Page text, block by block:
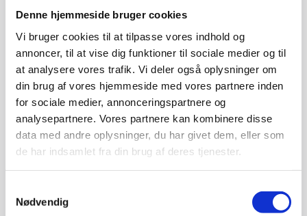
Denne hjemmeside bruger cookies
Vi bruger cookies til at tilpasse vores indhold og
annoncer, til at vise dig funktioner til sociale medier og til
at analysere vores trafik. Vi deler også oplysninger om
din brug af vores hjemmeside med vores partnere inden
for sociale medier, annonceringspartnere og
analysepartnere. Vores partnere kan kombinere disse
data med andre oplysninger, du har givet dem, eller som
de har indsamlet fra din brug af deres tjenester.
Nødvendig
dem, eller som de har indsamlet fra din brug af
deres tjenester.
Cookies er små tekstfiler, som kan bruges af
websteder til at gøre en brugers oplevelse mere
effektiv.
Loven fastslår, at vi kan gemme cookies på din
enhed, hvis de er strengt nødvendige for at sikre
leveringen af den tjeneste, du udtrykkeligt har
anmodet om at bruge. For alle andre typer cookies
skal vi indhente dit samtykke.
Dette websted bruger forskellige typer af cookies.
Nogle cookies sættes af tredjeparts tjenester, der